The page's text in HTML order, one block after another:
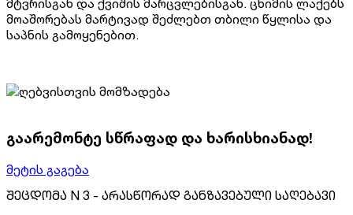
მოაშორებას მარტივად შეძლებთ თბილი წყლისა და
საპნის გამოყენებით.
გაარემონტე სწრაფად და ხარისხიანად!
მეტის გაგება
შეცდომა N 3 - არასწორად განზავებული საღებავი